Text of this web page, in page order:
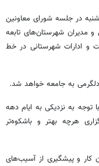
در جلسه شورای معاونین
و مدیران شهرستان‌های تابعه
و ادارات شهرستانی در خط
به جامعه خواهد شد.
توجه به نزدیکی به ایام دهه
هرچه بهتر و باشکوه‌تر
کار و پیشگیری از آسیب‌های